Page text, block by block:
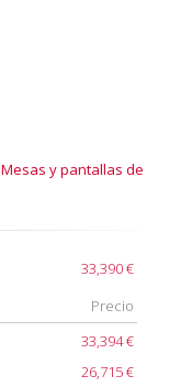
Mesas y pantallas de
33,390 €
Precio
33,394 €
26,715 €